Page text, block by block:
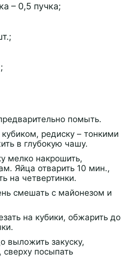
– 0,5 пучка;
помыть.
редиску – тонкими
в глубокую чашу.
мелко накрошить,
Яйца отварить 10 мин.,
на четвертинки.
смешать с майонезом и
на кубики, обжарить до
выложить закуску,
сверху посыпать